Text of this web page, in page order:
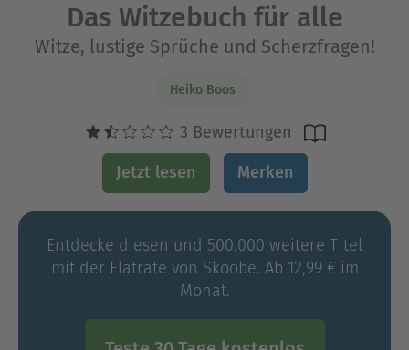
Das Witzebuch für alle
Witze, lustige Sprüche und Scherzfragen!
Heiko Boos
3 Bewertungen
Jetzt lesen Merken
Entdecke diesen und 500.000 weitere Titel
mit der Flatrate von Skoobe. Ab 12,99 € im
Monat.